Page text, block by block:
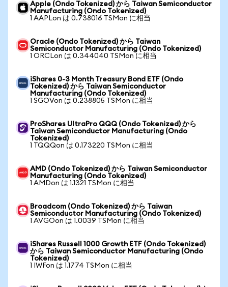
Apple (Ondo Tokenized) から Taiwan Semiconductor
Manufacturing (Ondo Tokenized)
1 AAPLon は 0.738016 TSMon に相当
Oracle (Ondo Tokenized) から Taiwan
Semiconductor Manufacturing (Ondo Tokenized)
1 ORCLon は 0.344040 TSMon に相当
iShares 0-3 Month Treasury Bond ETF (Ondo
Tokenized) から Taiwan Semiconductor
Manufacturing (Ondo Tokenized)
1 SGOVon は 0.238805 TSMon に相当
ProShares UltraPro QQQ (Ondo Tokenized) から
Taiwan Semiconductor Manufacturing (Ondo
Tokenized)
1 TQQQon は 0.173220 TSMon に相当
AMD (Ondo Tokenized) から Taiwan Semiconductor
Manufacturing (Ondo Tokenized)
1 AMDon は 1.1321 TSMon に相当
Broadcom (Ondo Tokenized) から Taiwan
Semiconductor Manufacturing (Ondo Tokenized)
1 AVGOon は 1.0039 TSMon に相当
iShares Russell 1000 Growth ETF (Ondo Tokenized)
から Taiwan Semiconductor Manufacturing (Ondo
Tokenized)
1 IWFon は 1.1774 TSMon に相当